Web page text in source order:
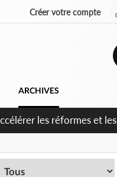
Créer votre compte
ARCHIVES
inspirer pour accélérer le